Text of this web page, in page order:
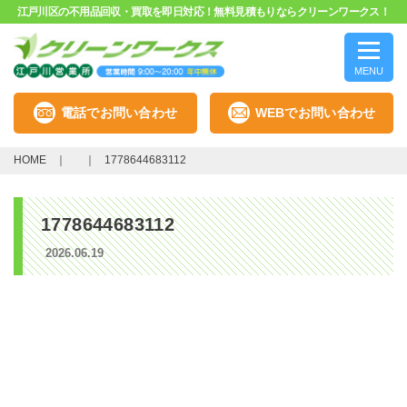
江戸川区の不用品回収・買取を即日対応！無料見積もりならクリーンワークス！
MENU
電話でお問い合わせ WEBでお問い合わせ
HOME 1778644683112
1778644683112
2026.06.19